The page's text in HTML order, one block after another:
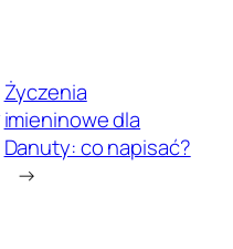
Życzenia
imieninowe dla
Danuty: co napisać?
→